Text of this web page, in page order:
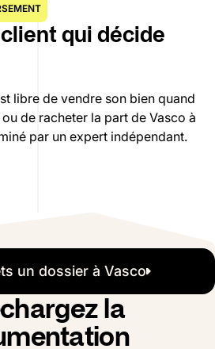
client qui décide
libre de vendre son bien quand
de racheter la part de Vasco à
par un expert indépendant.
un dossier à Vasco
la